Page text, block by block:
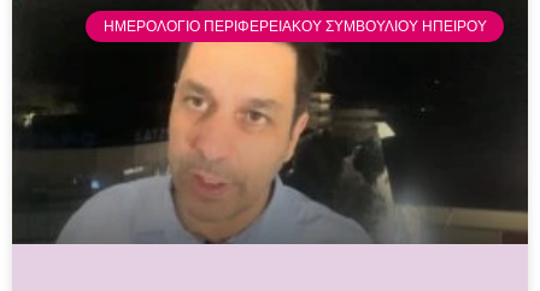
ΗΜΕΡΟΛΟΓΙΟ ΠΕΡΙΦΕΡΕΙΑΚΟΥ ΣΥΜΒΟΥΛΙΟΥ ΗΠΕΙΡΟΥ